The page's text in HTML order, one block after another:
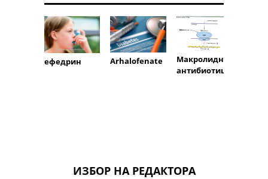
ефедрин Arhalofenate
Макролидни
антибиотици
ИЗБОР НА РЕДАКТОРА